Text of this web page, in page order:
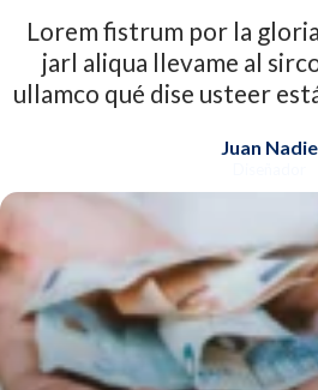
Lorem fistrum por la
jarl aliqua llevame al
ullamco qué dise usteer
Juan Nadie